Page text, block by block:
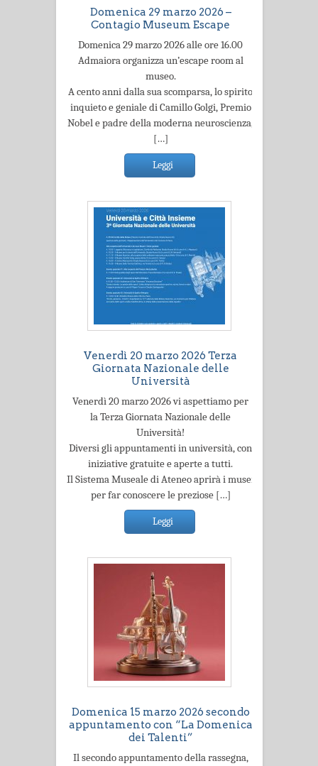
Domenica 29 marzo 2026 –
Contagio Museum Escape
Domenica 29 marzo 2026 alle ore 16.00
Admaiora organizza un’escape room al
museo.
A cento anni dalla sua scomparsa, lo spirito
inquieto e geniale di Camillo Golgi, Premio
Nobel e padre della moderna neuroscienza,
[…]
Leggi
Venerdì 20 marzo 2026 Terza
Giornata Nazionale delle
Università
Venerdì 20 marzo 2026 vi aspettiamo per
la Terza Giornata Nazionale delle
Università!
Diversi gli appuntamenti in università, con
iniziative gratuite e aperte a tutti.
Il Sistema Museale di Ateneo aprirà i musei
per far conoscere le preziose […]
Leggi
Domenica 15 marzo 2026 secondo
appuntamento con “La Domenica
dei Talenti”
Il secondo appuntamento della rassegna,